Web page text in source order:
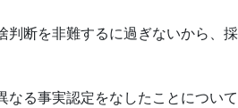
判断を非難するに過ぎないから、採
る事実認定をなしたことについて